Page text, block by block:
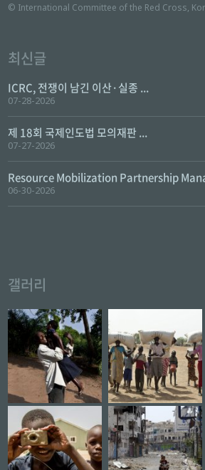
© International Committee of the Red Cross,
최신글
ICRC, 전쟁이 남긴 이산·실종 ...
07-28-2026
제 18회 국제인도법 모의재판 ...
07-27-2026
Resource Mobilization Partnership
06-30-2026
갤러리